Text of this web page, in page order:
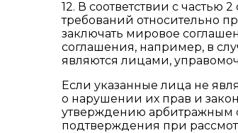
12. В соответствии с частью
требований относительно
заключать мировое
соглашения, например, в
являются лицами,
Если указанные лица не
о нарушении их прав и
утверждению арбитражным
подтверждения при